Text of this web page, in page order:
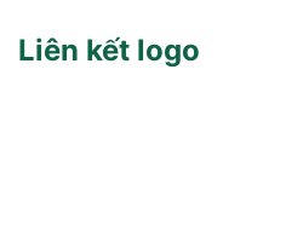
Liên kết logo